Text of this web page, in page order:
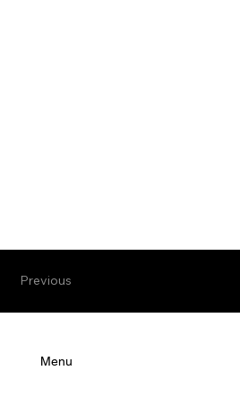
Previous
Menu